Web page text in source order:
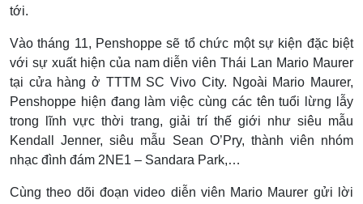
tới.
Vào tháng 11, Penshoppe sẽ tổ chức một sự kiện đặc biệt
với sự xuất hiện của nam diễn viên Thái Lan Mario Maurer
tại cửa hàng ở TTTM SC Vivo City. Ngoài Mario Maurer,
Penshoppe hiện đang làm việc cùng các tên tuổi lừng lẫy
trong lĩnh vực thời trang, giải trí thế giới như siêu mẫu
Kendall Jenner, siêu mẫu Sean O’Pry, thành viên nhóm
nhạc đình đám 2NE1 – Sandara Park,…
Cùng theo dõi đoạn video diễn viên Mario Maurer gửi lời